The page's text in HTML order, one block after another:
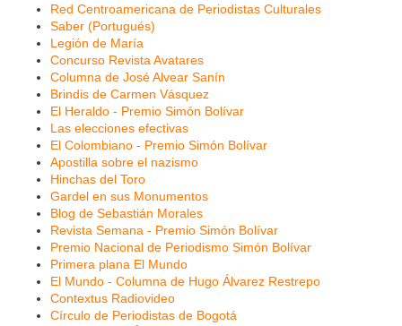
Red Centroamericana de Periodistas Culturales
Saber (Portugués)
Legión de María
Concurso Revista Avatares
Columna de José Alvear Sanín
Brindis de Carmen Vásquez
El Heraldo - Premio Simón Bolívar
Las elecciones efectivas
El Colombiano - Premio Simón Bolívar
Apostilla sobre el nazismo
Hinchas del Toro
Gardel en sus Monumentos
Blog de Sebastián Morales
Revista Semana - Premio Simón Bolívar
Premio Nacional de Periodismo Simón Bolívar
Primera plana El Mundo
El Mundo - Columna de Hugo Álvarez Restrepo
Contextus Radiovideo
Círculo de Periodistas de Bogotá